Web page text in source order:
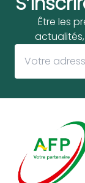
Être les